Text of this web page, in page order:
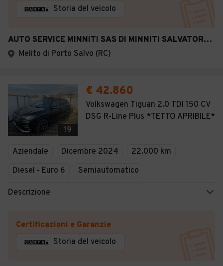
Storia del veicolo
AUTO SERVICE MINNITI SAS DI MINNITI SALVATORE & C
Melito di Porto Salvo (RC)
19
€ 42.860
Volkswagen Tiguan 2.0 TDI 150 CV
DSG R-Line Plus *TETTO APRIBILE*
Aziendale Dicembre 2024
22.000 km
Diesel - Euro 6
Semiautomatico
Descrizione
Certificazioni e Garanzie
Storia del veicolo